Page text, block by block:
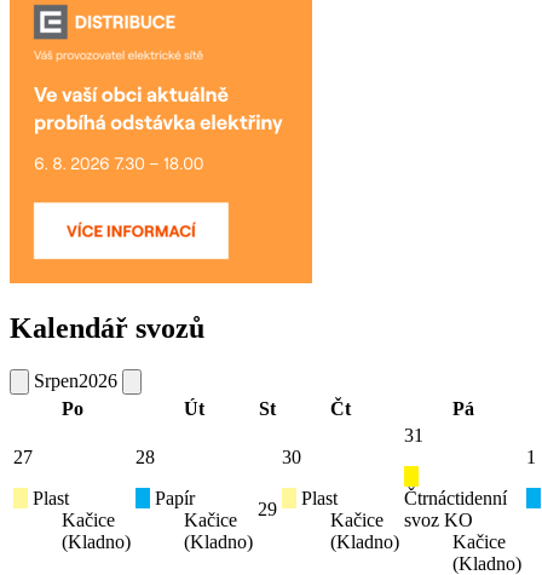
Kalendář svozů
Srpen2026
Po
Út St Čt Pá
27
Plast
Kačice
(Kladno)
28
Papír
Kačice
(Kladno)
29
30
Plast
Kačice
(Kladno)
31
Čtrnáctidenní
svoz KO
Kačice
(Kladno)
1